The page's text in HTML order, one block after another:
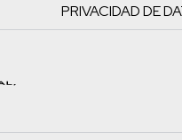
PRIVACIDAD DE